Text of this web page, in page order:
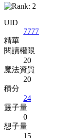
UID
7777
精華
閱讀權限
20
魔法資質
20
積分
24
靈子量
0
想子量
15